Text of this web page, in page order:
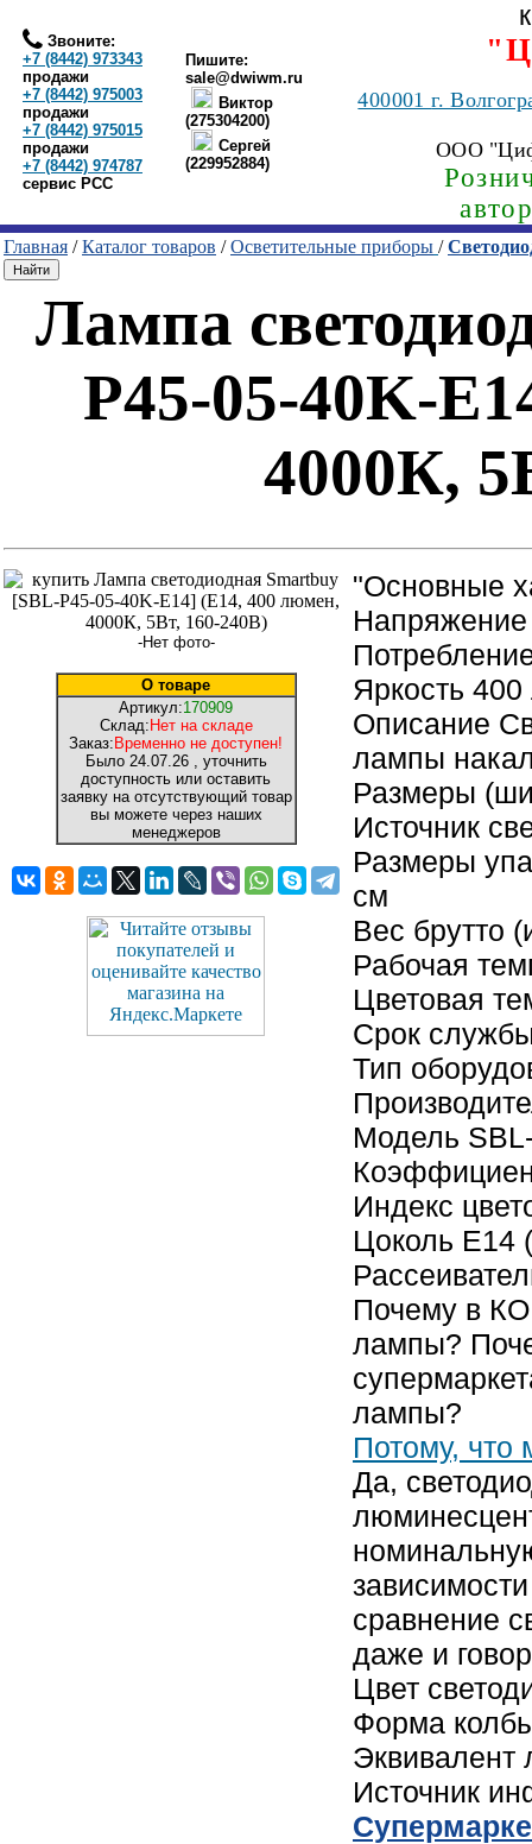
Звоните:
+7 (8442) 973343
продажи
+7 (8442) 975003
продажи
+7 (8442) 975015
продажи
+7 (8442) 974787
сервис РСС
Пишите:
sale@dwiwm.ru
Виктор
(275304200)
Сергей
(229952884)
400001г.
ООО
Главная /Каталог товаров /Осветительные приборы /
Лампа
P45-05-40K-
4000К,
-Нет фото-
О товаре
Артикул:170909
Склад: Нет на складе
Заказ: Временно не доступен!
Было 24.07.26 , уточнить
доступность или оставить
заявку на отсутствующий товар
вы можете через наших
менеджеров
"Основные
Яркость
Описание
лампы
Размеры
Источник
Размеры
см
Вес брутто
Рабочая
Цветовая
Срок
Тип
Модель
Индекс
Цоколь E14
Почему в
лампы?
лампы?
Потому,
Да,
сравнение
даже и
Цвет
Форма
Эквивалент
Источник